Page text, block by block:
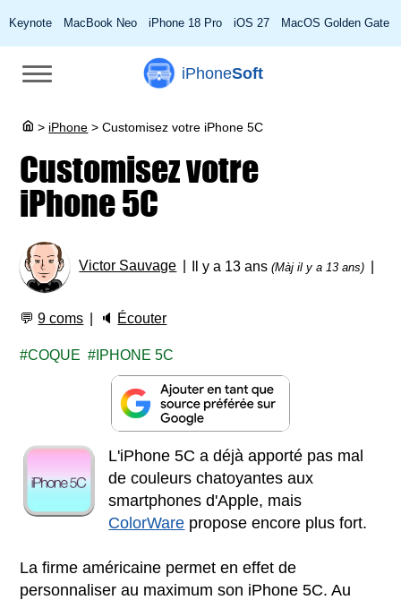
Keynote MacBook Neo iPhone 18 Pro iOS 27 MacOS Golden Gate
iPhoneSoft
> iPhone > Customisez votre iPhone 5C
Customisez votre
iPhone 5C
Victor Sauvage Il y a 13 ans(Màj il y a 13 ans)
💬9 coms 🔈 Écouter
COQUE IPHONE 5C
L'iPhone 5C a déjà apporté pas mal
de couleurs chatoyantes aux
smartphones d'Apple, mais
ColorWare propose encore plus fort.
La firme américaine permet en effet de
personnaliser au maximum son iPhone 5C. Au